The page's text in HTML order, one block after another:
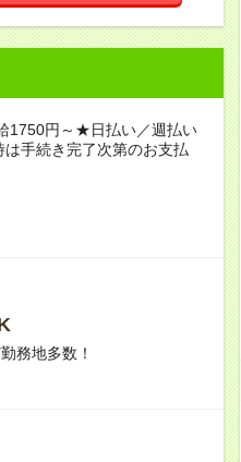
1750円～★日払い／週払い
手続き完了次第のお支払
務地多数！